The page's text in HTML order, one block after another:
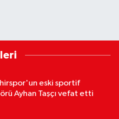
eski sportif
Ayhan Taşçı vefat etti